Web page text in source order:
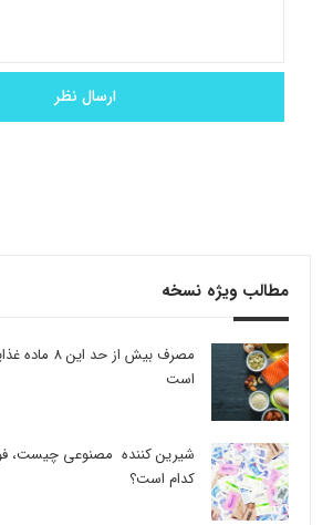
مطالب ویژه نسخه
مصرف بیش از
است
شیرین کننده مصنوعی چیست،
کدام است؟